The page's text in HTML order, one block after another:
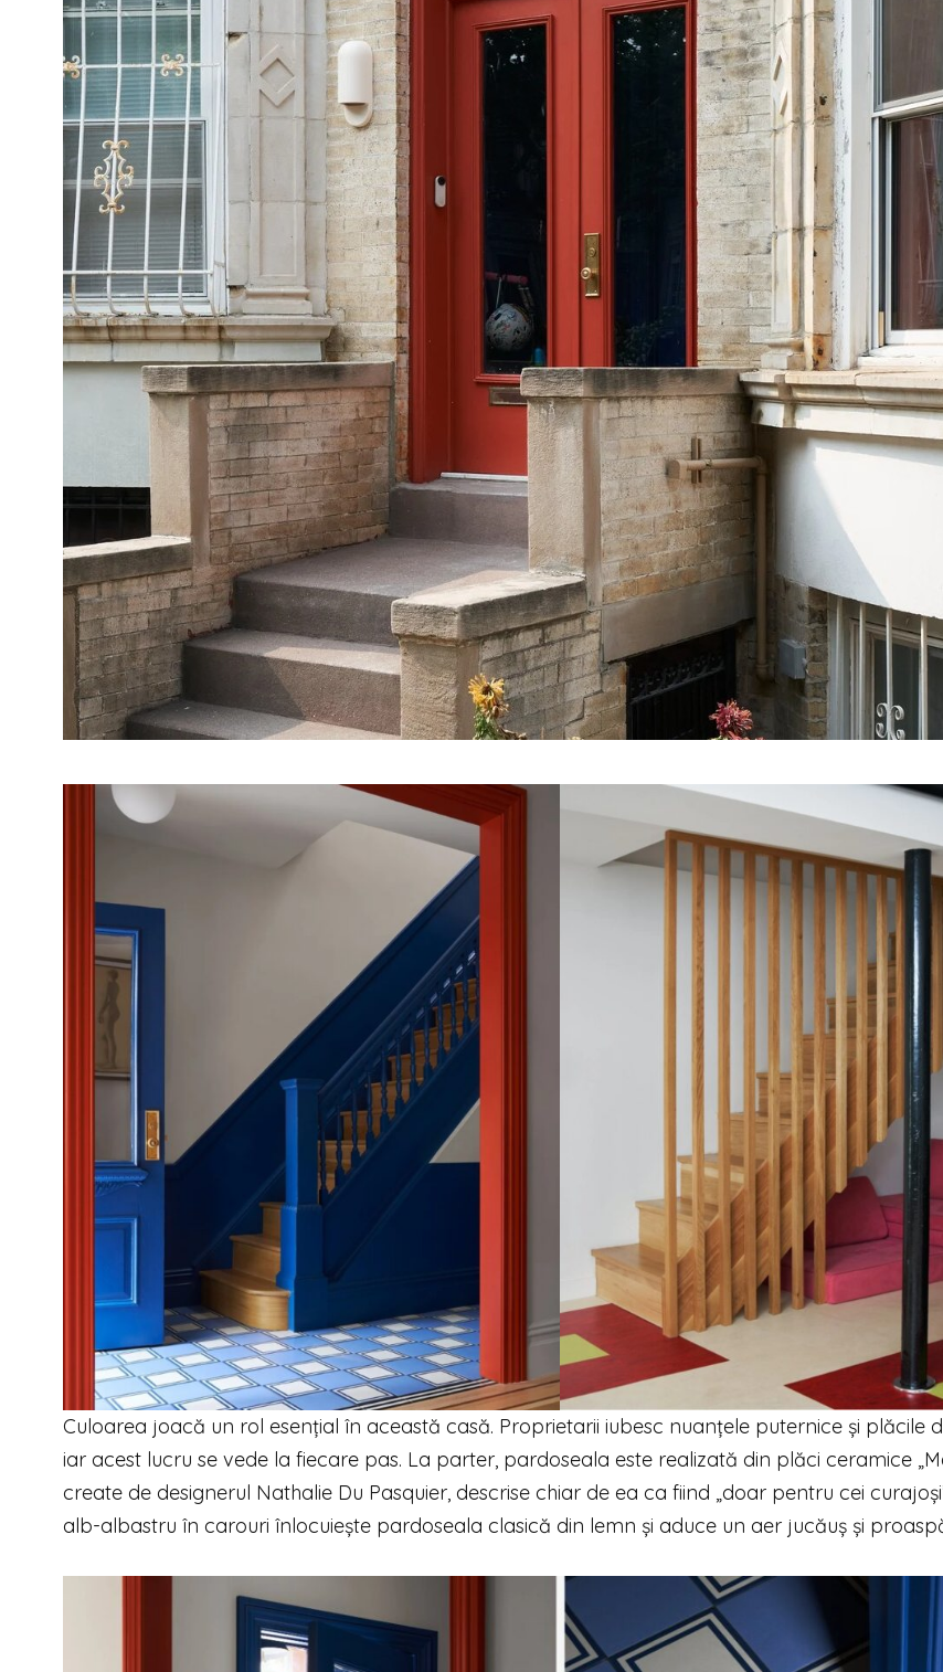
Culoarea joacă un rol esențial în această casă. Proprietarii iubesc nuanțele puternice și plăcile
iar acest lucru se vede la fiecare pas. La parter, pardoseala este realizată din plăci ceramice
create de designerul Nathalie Du Pasquier, descrise chiar de ea ca fiind „doar pentru cei
alb-albastru în carouri înlocuiește pardoseala clasică din lemn și aduce un aer jucăuș și